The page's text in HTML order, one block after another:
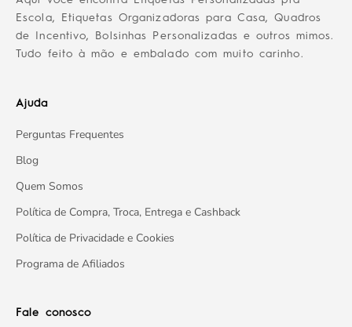
Escola, Etiquetas Organizadoras para Casa, Quadros
de Incentivo, Bolsinhas Personalizadas e outros mimos.
Tudo feito à mão e embalado com muito carinho.
Ajuda
Perguntas Frequentes
Blog
Quem Somos
Política de Compra, Troca, Entrega e Cashback
Política de Privacidade e Cookies
Programa de Afiliados
Fale conosco